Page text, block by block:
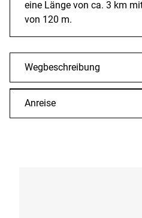
eine Länge von ca. 3 km
von 120 m.
Wegbeschreibung
Anreise